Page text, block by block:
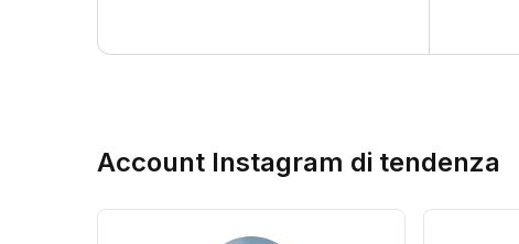
Account Instagram di tendenza